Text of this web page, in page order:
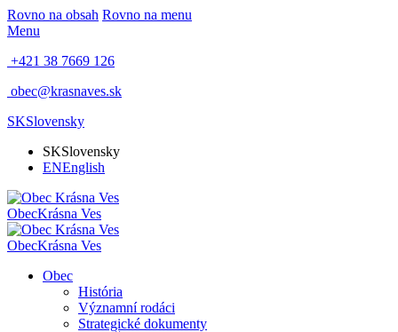
Rovno na obsah Rovno na menu
Menu
+421 38 7669 126
obec@krasnaves.sk
SKSlovensky
SKSlovensky
ENEnglish
ObecKrásna Ves
ObecKrásna Ves
Obec
História
Významní rodáci
Strategické dokumenty